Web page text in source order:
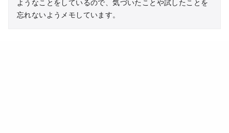
忘れないようメモしています。